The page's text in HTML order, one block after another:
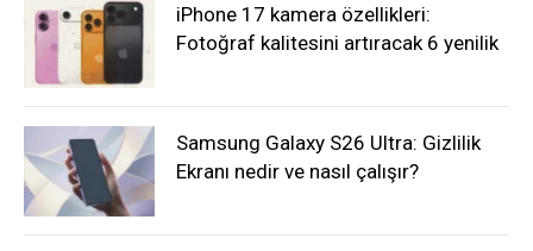
iPhone 17 kamera özellikleri:
Fotoğraf kalitesini artıracak 6 yenilik
Samsung Galaxy S26 Ultra: Gizlilik
Ekranı nedir ve nasıl çalışır?